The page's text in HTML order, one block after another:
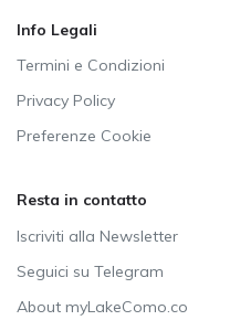
Info Legali
Termini e Condizioni
Privacy Policy
Preferenze Cookie
Resta in contatto
Iscriviti alla Newsletter
Seguici su Telegram
About myLakeComo.co